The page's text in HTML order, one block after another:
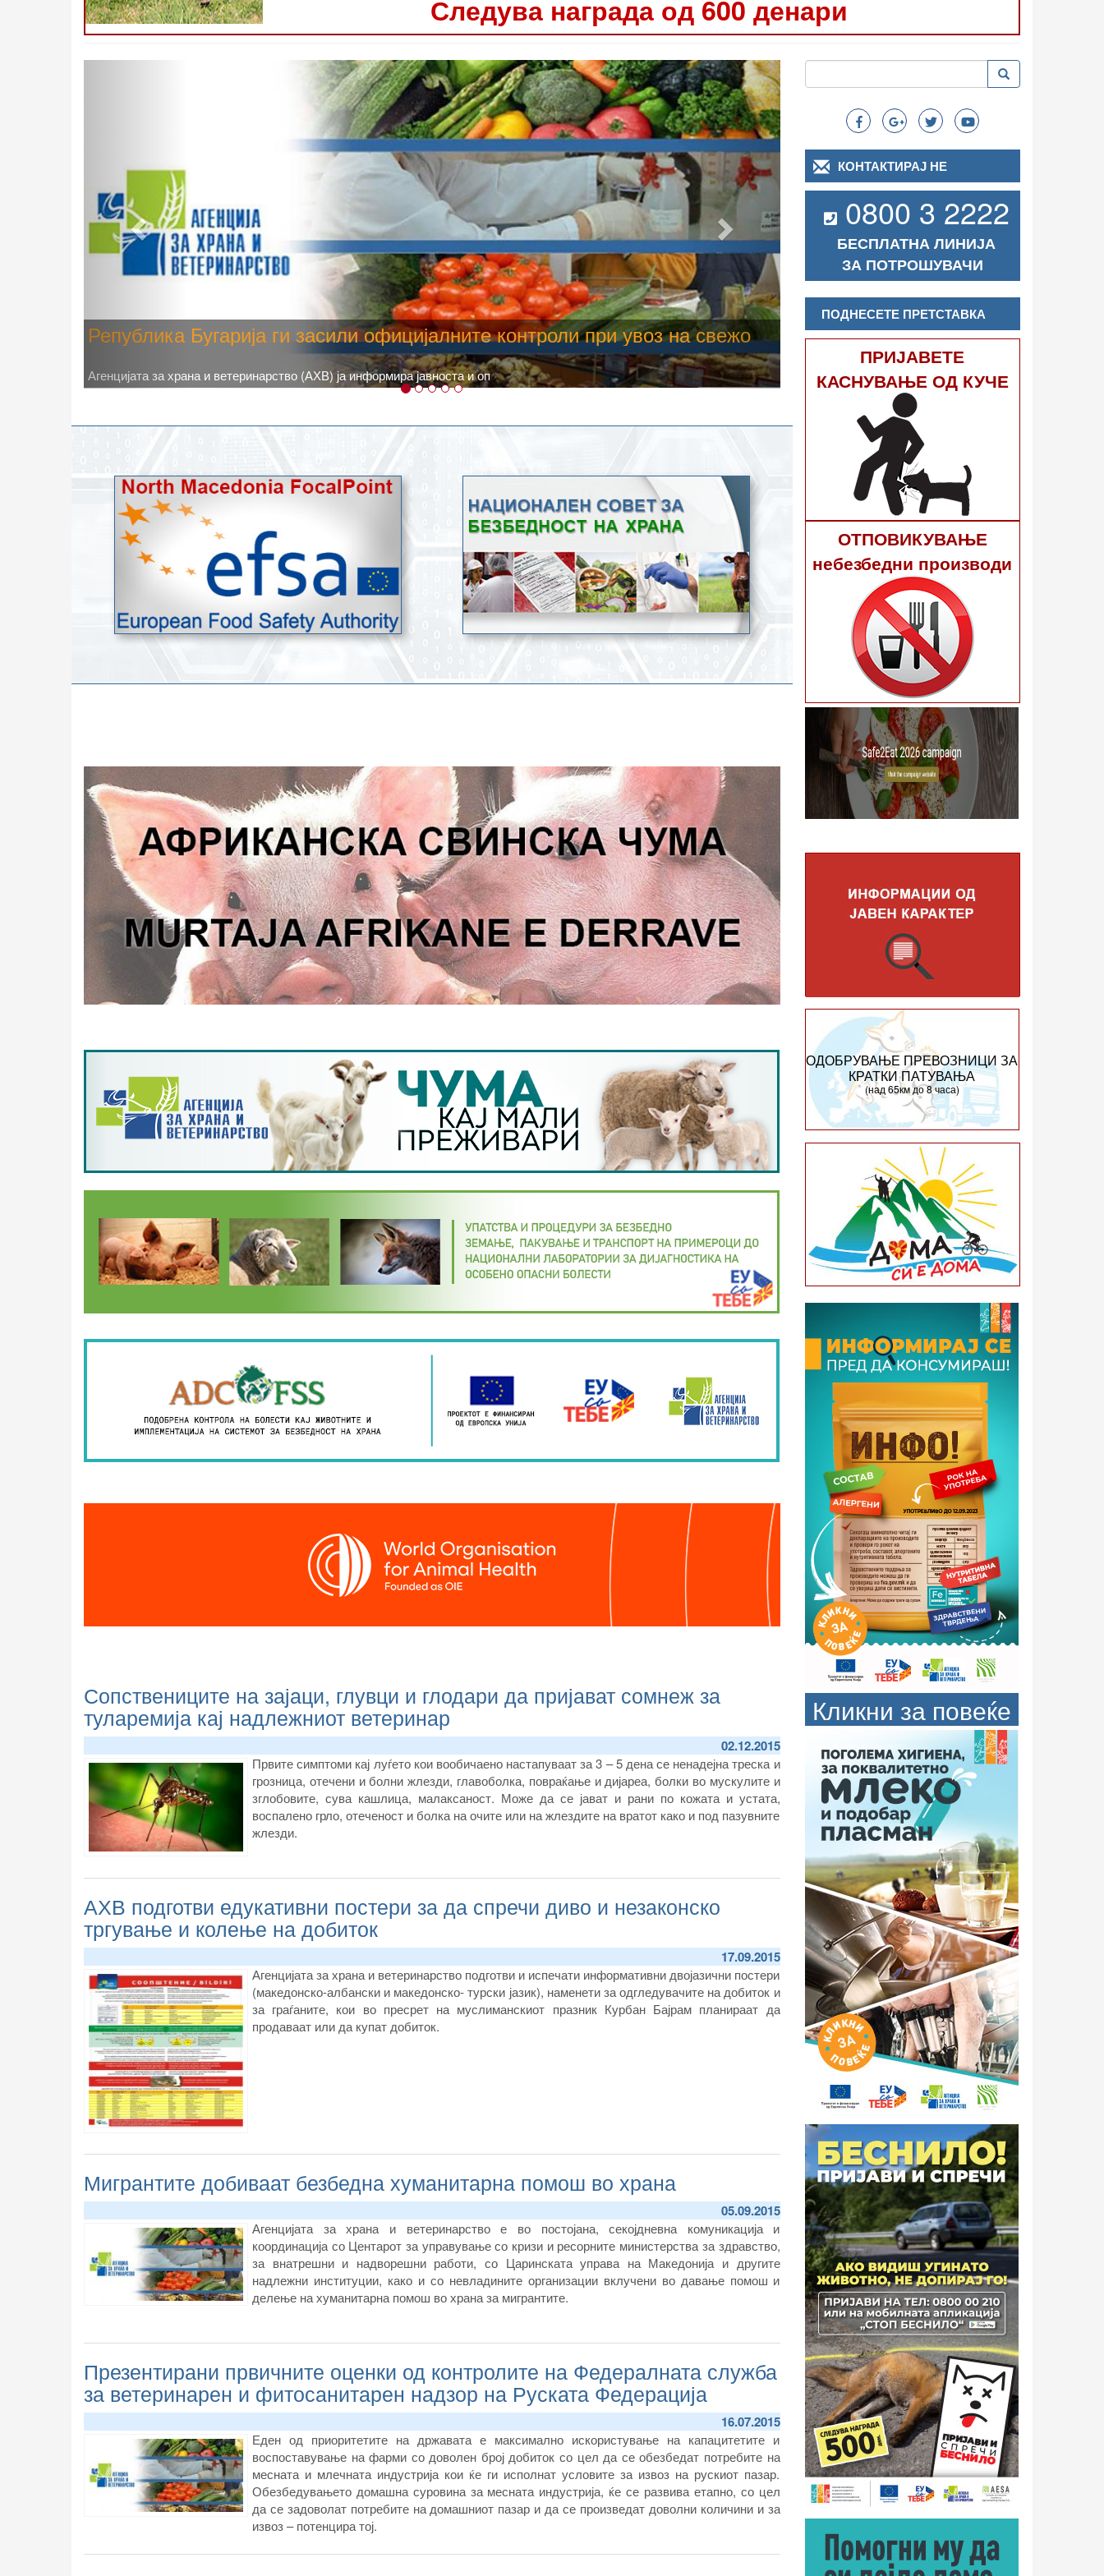
Следува награда од 600 денари
Високите температури ризик од труење со храна, опасни се и за
животните
Новото најавено зголемување на дневните температури, кое според метеоролозите во одредени региони ќе достигне 40
степени, ги зголемува ризиците од појава на труење со храна.
Следно
Сопствениците на зајаци, глувци и глодари да пријават сомнеж за
туларемија кај надлежниот ветеринар
02.12.2015
Првите симптоми кај луѓето кои вообичаено настапуваат за 3 – 5 дена се ненадејна треска и
грозница, отечени и болни жлезди, главоболка, повраќање и дијареа, болки во мускулите и
зглобовите, сува кашлица, малаксаност. Може да се јават и рани по кожата и устата,
воспалено грло, отеченост и болка на очите или на жлездите на вратот како и под пазувните
жлезди.
АХВ подготви едукативни постери за да спречи диво и незаконско
тргување и колење на добиток
17.09.2015
Агенцијата за храна и ветеринарство подготви и испечати информативни двојазични постери
(македонско-албански и македонско- турски јазик), наменети за одгледувачите на добиток и
за граѓаните, кои во пресрет на муслиманскиот празник Курбан Бајрам планираат да
продаваат или да купат добиток.
Мигрантите добиваат безбедна хуманитарна помош во храна
05.09.2015
Агенцијата за храна и ветеринарство е во постојана, секојдневна комуникација и
координација со Центарот за управување со кризи и ресорните министерства за здравство,
за внатрешни и надворешни работи, со Царинската управа на Македонија и другите
надлежни институции, како и со невладините организации вклучени во давање помош и
делење на хуманитарна помош во храна за мигрантите.
Презентирани првичните оценки од контролите на Федералната служба
за ветеринарен и фитосанитарен надзор на Руската Федерација
16.07.2015
Еден од приоритетите на државата е максимално искористување на капацитетите и
воспоставување на фарми со доволен број добиток со цел да се обезбедат потребите на
месната и млечната индустрија кои ќе ги исполнат условите за извоз на рускиот пазар.
Обезбедувањето домашна суровина за месната индустрија, ќе се развива етапно, со цел
да се задоволат потребите на домашниот пазар и да се произведат доволни количини и за
извоз – потенцира тој.
Search
Пребарување Пребарување
КОНТАКТИРАЈ НЕ
0800 3 2222
БЕСПЛАТНА ЛИНИЈА
ЗА ПОТРОШУВАЧИ
ПОДНЕСЕТЕ ПРЕТСТАВКА
ПРИЈАВЕТЕ
КАСНУВАЊЕ ОД КУЧЕ
ОТПОВИКУВАЊЕ
небезбедни производи
ОДОБРУВАЊЕ ПРЕВОЗНИЦИ ЗА
КРАТКИ ПАТУВАЊА
(над 65км до 8 часа)
Кликни за повеќе